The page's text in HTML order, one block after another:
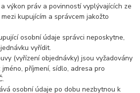
výkon práv a povinností vyplývajících ze
kupujícím a správcem jakožto
osobní údaje správci neposkytne,
vyřídit.
(vyřízení objednávky) jsou vyžadovány
příjmení, sídlo, adresa pro
osobní údaje po dobu nezbytnou k